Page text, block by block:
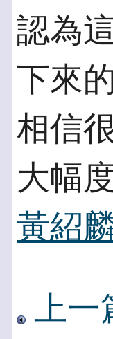
認為
下來
相信
大幅
黃紹
上